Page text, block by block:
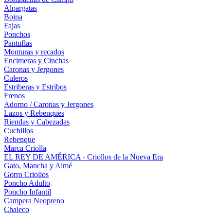
Alpargatas
Boina
Fajas
Ponchos
Pantuflas
Monturas y recados
Encimeras y Cinchas
Caronas y Jergones
Culeros
Estriberas y Estribos
Frenos
Adorno / Caronas y Jergones
Lazos y Rebenques
Riendas y Cabezadas
Cuchillos
Rebenque
Marca Criolla
EL REY DE AMÉRICA - Criollos de la Nueva Era
Gato, Mancha y Aimé
Gorro Criollos
Poncho Adulto
Poncho Infantil
Campera Neopreno
Chaleco